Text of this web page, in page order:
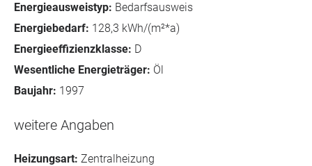
Energieausweistyp: Bedarfsausweis
Energiebedarf: 128,3 kWh/(m²*a)
Energieeffizienzklasse: D
Wesentliche Energieträger: Öl
Baujahr: 1997
weitere Angaben
Heizungsart: Zentralheizung